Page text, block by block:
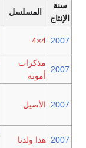
سنة
الإنتاج
المسلسل
2007
4×4
2007
مذكرات
أمونة
2007 الأصيل
2007 هذا ولدنا